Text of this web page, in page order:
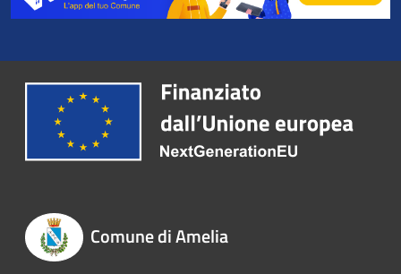
Comune di Amelia